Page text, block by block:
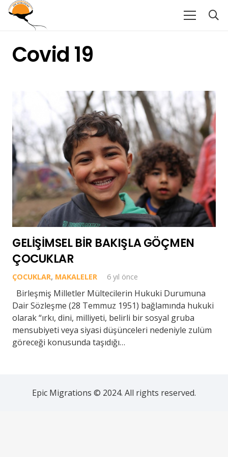
Covid 19
GELİŞİMSEL BİR BAKIŞLA GÖÇMEN
ÇOCUKLAR
ÇOCUKLAR, MAKALELER 6 yıl önce
Birleşmiş Milletler Mültecilerin Hukuki Durumuna
Dair Sözleşme (28 Temmuz 1951) bağlamında hukuki
olarak “ırkı, dini, milliyeti, belirli bir sosyal gruba
mensubiyeti veya siyasi düşünceleri nedeniyle zulüm
göreceği konusunda taşıdığı…
Epic Migrations © 2024. All rights reserved.